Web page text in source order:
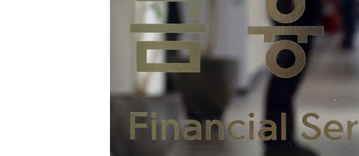
낮 최고 35도 '무더위'…동해안 시간당 30㎜ '강한 비'[
[속보]이강인 "감독님이 원하는 마음 느꼈고, 많은 트로피
수도권 40도 육박 '펄펄'…동해안 일부 지역엔 호의주의보
온열질환 사망자 3명 늘어…누적 환자 3000명 돌파
강릉에 시간당 81.4㎜ 물폭탄…도로 잠기고 담벼락 붕괴
백운산서 80년근 천종산삼 9뿌리 발견…감정가 1.3억원
선재도서 해루질 나섰다 실종 60대, 닷새 만에 숨진 채 발견